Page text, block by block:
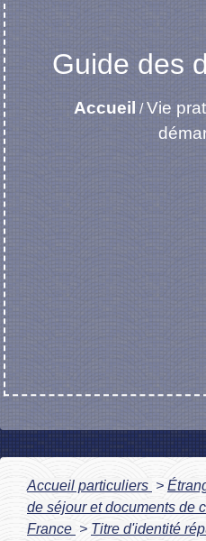
Guide des
Accueil /Vie
Accueil particuliers >
de séjour et documents de
France > Titre d'identité